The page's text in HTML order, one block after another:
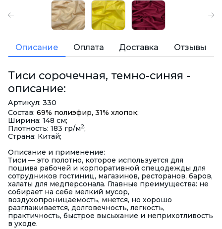
Описание Оплата Доставка Отзывы
Тиси сорочечная, темно-синяя -
описание:
Артикул: 330
Состав: 69% полиэфир, 31% хлопок;
Ширина: 148 см;
Плотность: 183 гр/м2;
Страна: Китай;
Описание и применение:
Тиси — это полотно, которое используется для
пошива рабочей и корпоративной спецодежды для
сотрудников гостиниц, магазинов, ресторанов, баров,
халаты для медперсонала. Главные преимущества: не
собирает на себе мелкий мусор,
воздухопроницаемость, мнется, но хорошо
разглаживается, долговечность, легкость,
практичность, быстрое высыхание и неприхотливость
в уходе.